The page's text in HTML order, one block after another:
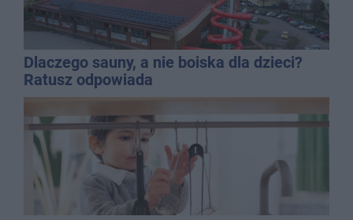
Dlaczego sauny, a nie boiska dla dzieci?
Ratusz odpowiada